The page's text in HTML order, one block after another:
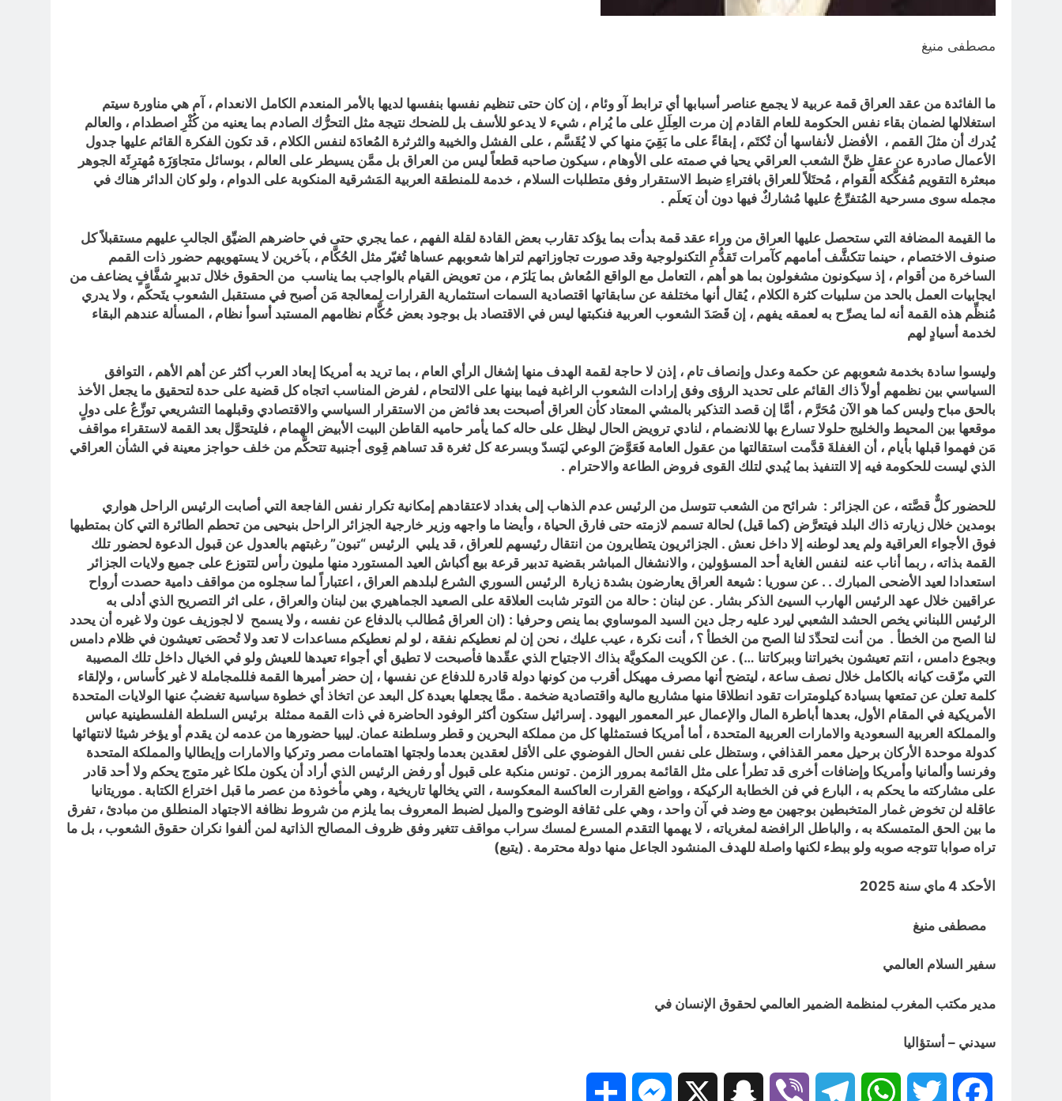
مصطفى منيغ
ما الفائدة من عقد العراق قمة عربية لا يجمع عناصر أسبابها أي ترابط آو وئام ، إن كان حتى تنظيم نفسها بنفسها لديها بالأمر المنعدم الكامل الانعدام ، آم هي مناورة سيتم
استغلالها لضمان بقاء نفس الحكومة للعام القادم إن مرت العِلَلِ على ما يُرام ، شيء لا يدعو للأسف بل للضحك نتيجة مثل التحرُّك الصادم بما يعنيه من كُثْرِ اصطدام ، والعالم
يُدرك أن مثلَ القمم ، الأفضل لأنفاسها أن تُكتَم ، إبقاءً على ما بَقِيَ منها كي لا يُقَسَّم ، على الفشل والخيبة والثرثرة المُعادَة لنفس الكلام ، قد تكون الفكرة القائم عليها جدول
الأعمال صادرة عن عقلٍ ظنَّ الشعب العراقي يحيا في صمته على الأوهام ، سيكون صاحبه قطعاً ليس من العراق بل ممَّن يسيطر على العالم ، بوسائل متجاوَزَة مُهترِئَة الجوهر
مبعثرة التقويم مُفكَّكة القوام ، مُحتَلاً للعراق بافتراءِ ضبط الاستقرار وفق متطلبات السلام ، خدمة للمنطقة العربية المَشرقية المنكوبة على الدوام ، ولو كان الدائر هناك في
مجمله سوى مسرحية المُتفرِّجُ عليها مُشاركٌ فيها دون أن يَعلَم .
ما القيمة المضافة التي ستحصل عليها العراق من وراء عقد قمة بدأت بما يؤكد تقارب بعض القادة لقلة الفهم ، عما يجري حتى في حاضرهم الضيِّق الجالبِ عليهم مستقبلاً كل
صنوف الاختصام ، حينما تتكشَّف أمامهم كآمرات تَقدُّمِ التكنولوجية وقد صورت تجاوزاتهم لتراها شعوبهم عساها تُغيّر مثل الحُكَّام ، بآخرين لا يستهويهم حضور ذات القمم
الساخرة من أقوام ، إذ سيكونون مشغولون بما هو أهم ، التعامل مع الواقع المُعاش بما يَلزَم ، من تعويض القيام بالواجب بما يناسب من الحقوق خلال تدبيرٍ شفَّافٍ يضاعف من
ايجابيات العمل بالحد من سلبيات كثرة الكلام ، يُقال أنها مختلفة عن سابقاتها اقتصادية السمات استثمارية القرارات لِمعالجة مَن أصبح في مستقبل الشعوب يتَحكَّم ، ولا يدري
مُنظِّم هذه القمة أنه لما يصرِّح به لعمقه يفهم ، إن قَصَدَ الشعوب العربية فنكبتها ليس في الاقتصاد بل بوجود بعض حُكَّام نظامهم المستبد أسوأ نظام ، المسألة عندهم البقاء
لخدمة أسيادٍ لهم
وليسوا سادة بخدمة شعوبهم عن حكمة وعدل وإنصاف تام ، إذن لا حاجة لقمة الهدف منها إشغال الرأي العام ، بما تريد به أمريكا إبعاد العرب أكثر عن أهم الأهم ، التوافق
السياسي بين نظمهم أولاً ذاك القائم على تحديد الرؤى وفق إرادات الشعوب الراغبة فيما بينها على الالتحام ، لفرض المناسب اتجاه كل قضية على حدة لتحقيق ما يجعل الأخذ
بالحق مباح وليس كما هو الآن مُحَرَّم ، أمَّا إن قصد التذكير بالمشي المعتاد كأن العراق أصبحت بعد فائض من الاستقرار السياسي والاقتصادي وقبلهما التشريعي توزِّعُ على دولٍ
موقعها بين المحيط والخليج حلولا تسارع بها للانضمام ، لنادي ترويض الحال ليظل على حاله كما يأمر حاميه القاطن البيت الأبيض الهمام ، فليتحوَّل بعد القمة لاستقراء مواقف
مَن فهموا قبلها بأيام ، أن الغفلةَ قدَّمت استقالتها من عقول العامة فَعَوَّضَ الوعي ليَسدّ وبسرعة كل ثغرة قد تساهم قِوى أجنبية تتحكَّم من خلف حواجز معينة في الشأن العراقي
الذي ليست للحكومة فيه إلا التنفيذ بما يُبدي لتلك القوى فروض الطاعة والاحترام .
للحضور كلٌّ قصَّته ، عن الجزائر : شرائح من الشعب تتوسل من الرئيس عدم الذهاب إلى بغداد لاعتقادهم إمكانية تكرار نفس الفاجعة التي أصابت الرئيس الراحل هواري
بومدين خلال زيارته ذاك البلد فيتعرَّض (كما قيل) لحالة تسمم لازمته حتى فارق الحياة ، وأيضا ما واجهه وزير خارجية الجزائر الراحل بنيحيى من تحطم الطائرة التي كان بمتطيها
فوق الأجواء العراقية ولم يعد لوطنه إلا داخل نعش . الجزائريون يتطايرون من انتقال رئيسهم للعراق ، قد يلبي الرئيس “تبون” رغبتهم بالعدول عن قبول الدعوة لحضور تلك
القمة بذاته ، ربما أناب عنه لنفس الغاية أحد المسؤولين ، والانشغال المباشر بقضية تدبير قرعة بيع أكباش العيد المستورد منها مليون رأس لتتوزع على جميع ولايات الجزائر
استعدادا لعيد الأضحى المبارك . . عن سوريا : شيعة العراق يعارضون بشدة زيارة الرئيس السوري الشرع لبلدهم العراق ، اعتباراً لما سجلوه من مواقف دامية حصدت أرواح
عراقيين خلال عهد الرئيس الهارب السيئ الذكر بشار . عن لبنان : حالة من التوتر شابت العلاقة على الصعيد الجماهيري بين لبنان والعراق ، على اثر التصريح الذي أدلى به
الرئيس اللبناني يخص الحشد الشعبي ليرد عليه رجل دين السيد الموساوي بما ينص وحرفيا : (ان العراق مُطالب بالدفاع عن نفسه ، ولا يسمح لا لجوزيف عون ولا غيره أن يحدد
لنا الصح من الخطأ . من أنت لتحدِّدَ لنا الصح من الخطأ ؟ ، أنت نكرة ، عيب عليك ، نحن إن لم نعطيكم نفقة ، لو لم نعطيكم مساعدات لا تعد ولا تُحصَى تعيشون في ظلام دامس
وبجوع دامس ، انتم تعيشون بخيراتنا وببركاتنا …) . عن الكويت المكويَّة بذاك الاجتياح الذي عقّدها فأصبحت لا تطيق أي أجواء تعيدها للعيش ولو في الخيال داخل تلك المصيبة
التي مزّقت كيانه بالكامل خلال نصف ساعة ، ليتضح أنها مصرف مهيكل أقرب من كونها دولة قادرة للدفاع عن نفسها ، إن حضر أميرها القمة فللمجاملة لا غير كأساس ، ولإلقاء
كلمة تعلن عن تمتعها بسيادة كيلومترات تقود انطلاقا منها مشاريع مالية واقتصادية ضخمة . ممَّا يجعلها بعيدة كل البعد عن اتخاذ أي خطوة سياسية تغضبُ عنها الولايات المتحدة
الأمريكية في المقام الأول، بعدها أباطرة المال والإعمال عبر المعمور اليهود . إسرائيل ستكون أكثر الوفود الحاضرة في ذات القمة ممثلة برئيس السلطة الفلسطينية عباس
والمملكة العربية السعودية والامارات العربية المتحدة ، أما أمريكا فستمثلها كل من مملكة البحرين و قطر وسلطنة عمان. ليبيا حضورها من عدمه لن يقدم أو يؤخر شيئا لانتهائها
كدولة موحدة الأركان برحيل معمر القذافي ، وستظل على نفس الحال الفوضوي على الأقل لعقدين بعدما ولجتها اهتمامات مصر وتركيا والامارات وإيطاليا والمملكة المتحدة
وفرنسا وألمانيا وأمريكا وإضافات أخرى قد تطرأ على مثل القائمة بمرور الزمن . تونس منكبة على قبول أو رفض الرئيس الذي أراد أن يكون ملكا غير متوج يحكم ولا أحد قادر
على مشاركته ما يحكم به ، البارع في فن الخطابة الركيكة ، وواضع القرارت العاكسة المعكوسة ، التي يخالها تاريخية ، وهي مأخوذة من عصر ما قبل اختراع الكتابة . موريتانيا
عاقلة لن تخوض غمار المتخبطين بوجهين مع وضد في آن واحد ، وهي على ثقافة الوضوح والميل لضبط المعروف بما يلزم من شروط نظافة الاجتهاد المنطلق من مبادئ ، تفرق
ما بين الحق المتمسكة به ، والباطل الرافضة لمغرياته ، لا يهمها التقدم المسرع لمسك سراب مواقف تتغير وفق ظروف المصالح الذاتية لمن ألفوا نكران حقوق الشعوب ، بل ما
تراه صوابا تتوجه صوبه ولو ببطء لكنها واصلة للهدف المنشود الجاعل منها دولة محترمة . (يتبع)
الأحكد 4 ماي سنة 2025
مصطفى منيغ
سفير السلام العالمي
مدير مكتب المغرب لمنظمة الضمير العالمي لحقوق الإنسان في
سيدني – أستؤاليا
Facebook
Twitter
WhatsApp
Telegram
Viber
Snapchat
Messenger